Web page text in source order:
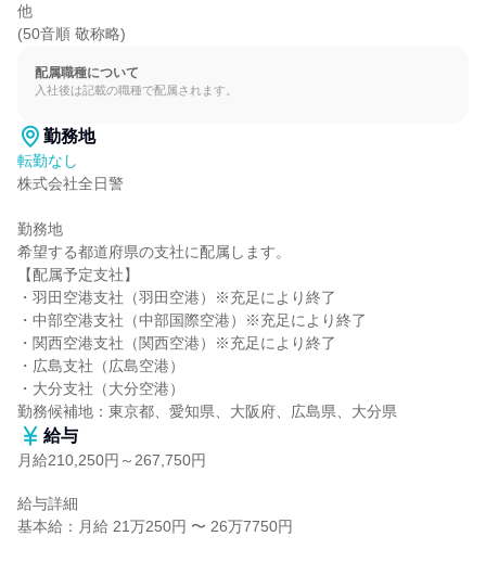
他
(50音順 敬称略)
配属職種について
入社後は記載の職種で配属されます。
勤務地
転勤なし
株式会社全日警
勤務地
希望する都道府県の支社に配属します。
【配属予定支社】
・羽田空港支社（羽田空港）※充足により終了
・中部空港支社（中部国際空港）※充足により終了
・関西空港支社（関西空港）※充足により終了
・広島支社（広島空港）
・大分支社（大分空港）
勤務候補地：東京都、愛知県、大阪府、広島県、大分県
給与
月給210,250円～267,750円
給与詳細
基本給：月給 21万250円 〜 26万7750円